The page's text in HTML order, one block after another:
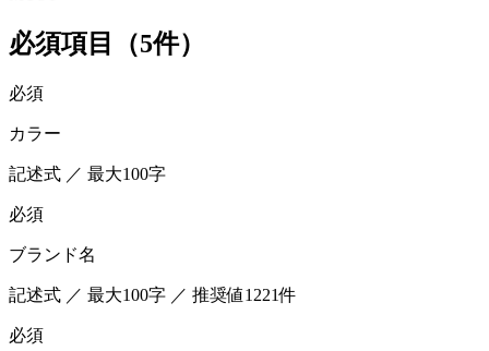
必須項目（5件）
必須
カラー
記述式 ／ 最大100字
必須
ブランド名
記述式 ／ 最大100字 ／ 推奨値1221件
必須